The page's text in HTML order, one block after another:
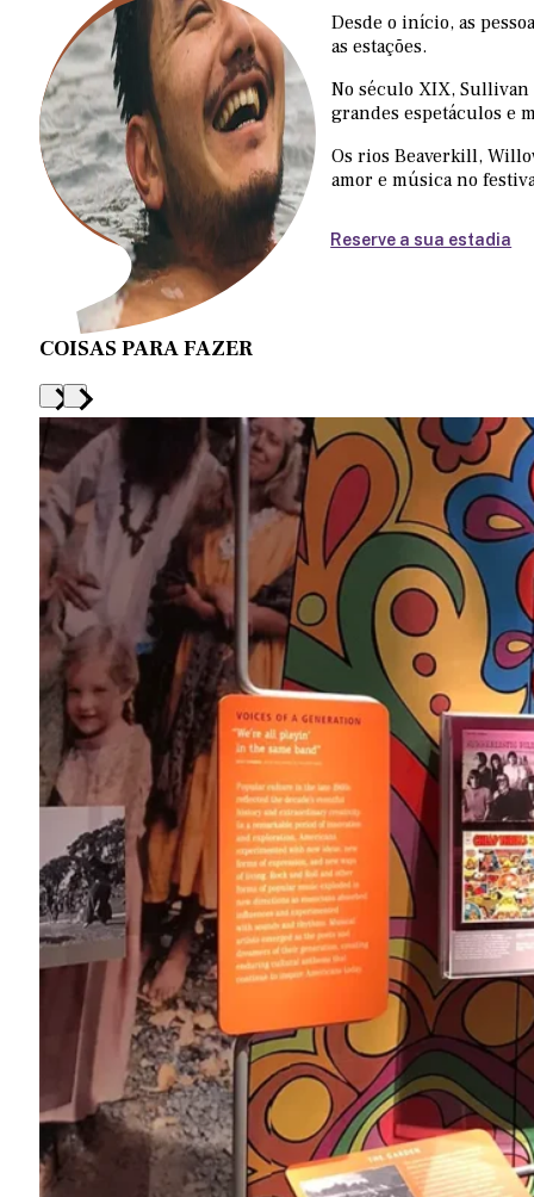
Desde o início, as
as estações.
No século XIX,
grandes espetáculos e
Os rios Beaverkill,
amor e música no
Reserve a sua estadia
COISAS PARA FAZER